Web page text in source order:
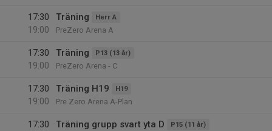
17:30
19:00
Träning Herr A
PreZero Arena A
17:30
19:00
Träning P13 (13 år)
PreZero Arena - C
17:30
19:00
Träning H19 H19
Pre Zero Arena A-Plan
17:30
Träning grupp svart yta D P15 (11 år)